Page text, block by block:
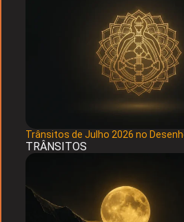
Trânsitos de Julho 2026 no
TRÂNSITOS